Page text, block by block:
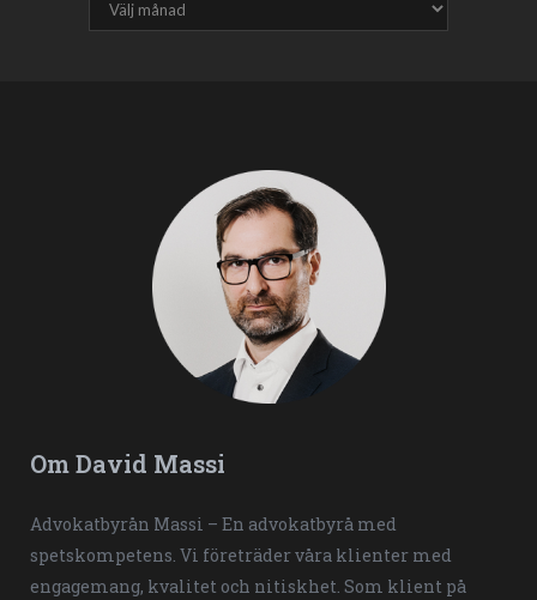
Om David Massi
Advokatbyrån Massi – En advokatbyrå med
spetskompetens. Vi företräder våra klienter med
engagemang, kvalitet och nitiskhet. Som klient på